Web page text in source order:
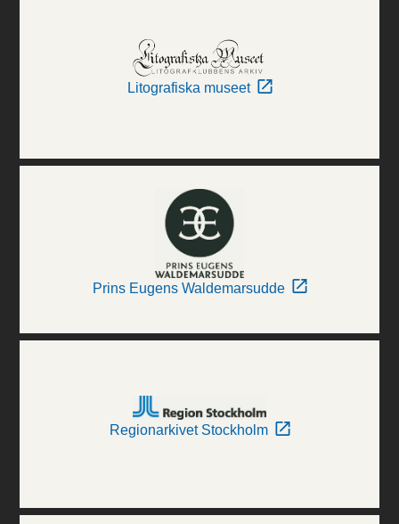
Litografiska museet
Prins Eugens Waldemarsudde
Regionarkivet Stockholm